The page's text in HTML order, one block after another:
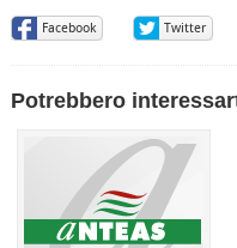
Facebook Twitter
Potrebbero